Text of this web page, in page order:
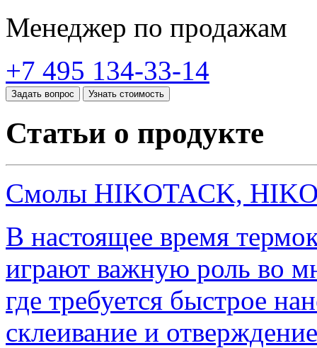
Менеджер по продажам
+7 495 134-33-14
Задать вопрос Узнать стоимость
Статьи о продукте
Смолы HIKOTACK,
В настоящее время
играют важную роль во
где требуется быстрое
склеивание и